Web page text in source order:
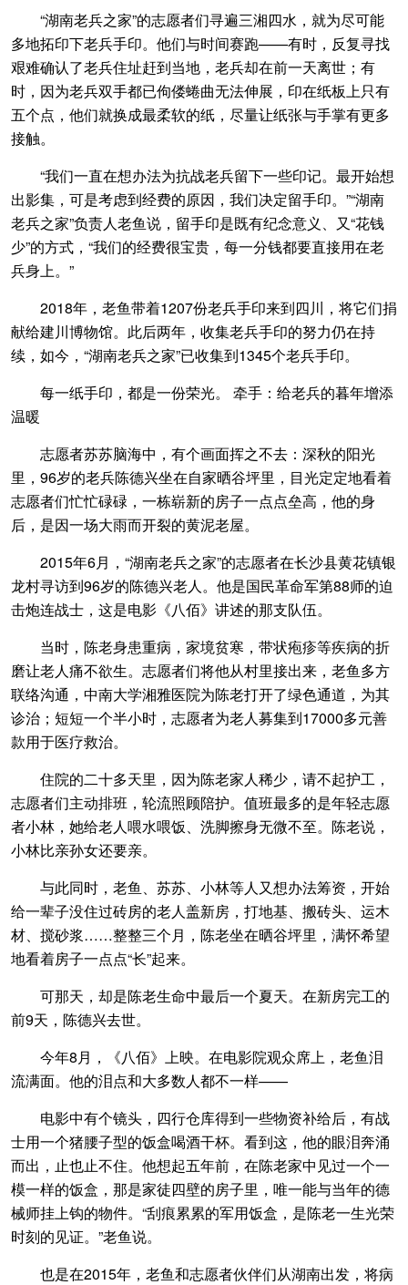
“湖南老兵之家”的志愿者们寻遍三湘四水，就为尽可能
多地拓印下老兵手印。他们与时间赛跑——有时，反复寻找
艰难确认了老兵住址赶到当地，老兵却在前一天离世；有
时，因为老兵双手都已佝偻蜷曲无法伸展，印在纸板上只有
五个点，他们就换成最柔软的纸，尽量让纸张与手掌有更多
接触。
“我们一直在想办法为抗战老兵留下一些印记。最开始想
出影集，可是考虑到经费的原因，我们决定留手印。”“湖南
老兵之家”负责人老鱼说，留手印是既有纪念意义、又“花钱
少”的方式，“我们的经费很宝贵，每一分钱都要直接用在老
兵身上。”
2018年，老鱼带着1207份老兵手印来到四川，将它们捐
献给建川博物馆。此后两年，收集老兵手印的努力仍在持
续，如今，“湖南老兵之家”已收集到1345个老兵手印。
每一纸手印，都是一份荣光。 牵手：给老兵的暮年增添
温暖
志愿者苏苏脑海中，有个画面挥之不去：深秋的阳光
里，96岁的老兵陈德兴坐在自家晒谷坪里，目光定定地看着
志愿者们忙忙碌碌，一栋崭新的房子一点点垒高，他的身
后，是因一场大雨而开裂的黄泥老屋。
2015年6月，“湖南老兵之家”的志愿者在长沙县黄花镇银
龙村寻访到96岁的陈德兴老人。他是国民革命军第88师的迫
击炮连战士，这是电影《八佰》讲述的那支队伍。
当时，陈老身患重病，家境贫寒，带状疱疹等疾病的折
磨让老人痛不欲生。志愿者们将他从村里接出来，老鱼多方
联络沟通，中南大学湘雅医院为陈老打开了绿色通道，为其
诊治；短短一个半小时，志愿者为老人募集到17000多元善
款用于医疗救治。
住院的二十多天里，因为陈老家人稀少，请不起护工，
志愿者们主动排班，轮流照顾陪护。值班最多的是年轻志愿
者小林，她给老人喂水喂饭、洗脚擦身无微不至。陈老说，
小林比亲孙女还要亲。
与此同时，老鱼、苏苏、小林等人又想办法筹资，开始
给一辈子没住过砖房的老人盖新房，打地基、搬砖头、运木
材、搅砂浆……整整三个月，陈老坐在晒谷坪里，满怀希望
地看着房子一点点“长”起来。
可那天，却是陈老生命中最后一个夏天。在新房完工的
前9天，陈德兴去世。
今年8月，《八佰》上映。在电影院观众席上，老鱼泪
流满面。他的泪点和大多数人都不一样——
电影中有个镜头，四行仓库得到一些物资补给后，有战
士用一个猪腰子型的饭盒喝酒干杯。看到这，他的眼泪奔涌
而出，止也止不住。他想起五年前，在陈老家中见过一个一
模一样的饭盒，那是家徒四壁的房子里，唯一能与当年的德
械师挂上钩的物件。“刮痕累累的军用饭盒，是陈老一生光荣
时刻的见证。”老鱼说。
也是在2015年，老鱼和志愿者伙伴们从湖南出发，将病